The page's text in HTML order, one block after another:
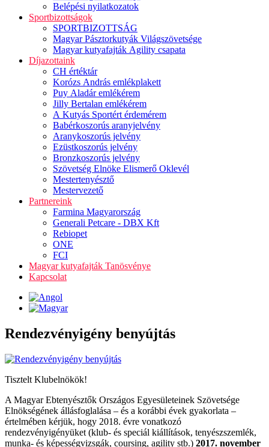
Belépési nyilatkozatok
Sportbizottságok
SPORTBIZOTTSÁG
Magyar Pásztorkutyák Világszövetsége
Magyar kutyafajták Agility csapata
Díjazottaink
CH értéktár
Korózs András emlékplakett
Puy Aladár emlékérem
Jilly Bertalan emlékérem
A Kutyás Sportért érdemérem
Babérkoszorús aranyjelvény
Aranykoszorús jelvény
Ezüstkoszorús jelvény
Bronzkoszorús jelvény
Szövetség Elnöke Elismerő Oklevél
Mestertenyésztő
Mestervezető
Partnereink
Farmina Magyarország
Generali Petcare - DBX Kft
Rebiopet
ONE
FCI
Magyar kutyafajták Tanösvénye
Kapcsolat
Rendezvényigény benyújtás
Tisztelt Klubelnökök!
A Magyar Ebtenyésztők Országos Egyesületeinek Szövetsége
Elnökségének állásfoglalása – és a korábbi évek gyakorlata –
értelmében kérjük, hogy 2018. évre vonatkozó
rendezvényigényüket (klub- és speciál kiállítások, tenyészszemlék,
munka- és képességvizsgák, coursing, agility stb.) 2017. november